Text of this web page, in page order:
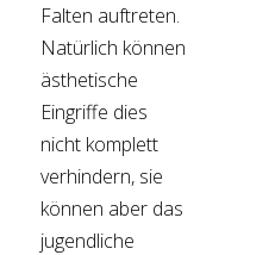
Falten auftreten.
Natürlich können
ästhetische
Eingriffe dies
nicht komplett
verhindern, sie
können aber das
jugendliche